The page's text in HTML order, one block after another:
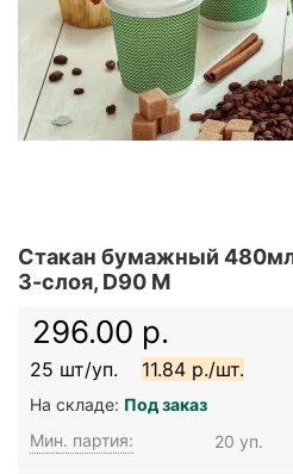
Стакан бумажный
3-слоя, D90 M
296.00 р.
25 шт/уп. 11.84 р./шт.
На складе: Под заказ
Мин. партия:
20 уп.